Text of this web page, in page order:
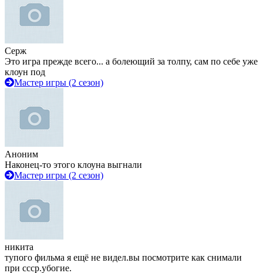
Серж
Это игра прежде всего... а болеющий за толпу, сам по себе уже
клоун под
Мастер игры (2 сезон)
Аноним
Наконец-то этого клоуна выгнали
Мастер игры (2 сезон)
никита
тупого фильма я ещё не видел.вы посмотрите как снимали
при ссср.убогие.